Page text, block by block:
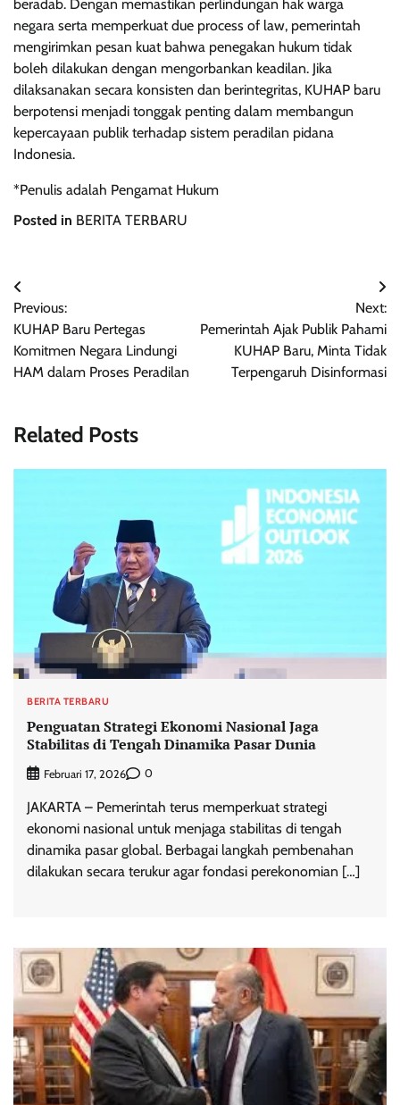
beradab. Dengan memastikan perlindungan hak warga
negara serta memperkuat due process of law, pemerintah
mengirimkan pesan kuat bahwa penegakan hukum tidak
boleh dilakukan dengan mengorbankan keadilan. Jika
dilaksanakan secara konsisten dan berintegritas, KUHAP baru
berpotensi menjadi tonggak penting dalam membangun
kepercayaan publik terhadap sistem peradilan pidana
Indonesia.
*Penulis adalah Pengamat Hukum
Posted in BERITA TERBARU
Navigasi
pos
Previous:
KUHAP Baru Pertegas
Komitmen Negara Lindungi
HAM dalam Proses Peradilan
Next:
Pemerintah Ajak Publik Pahami
KUHAP Baru, Minta Tidak
Terpengaruh Disinformasi
Related Posts
BERITA TERBARU
Penguatan Strategi Ekonomi Nasional Jaga
Stabilitas di Tengah Dinamika Pasar Dunia
Februari 17, 2026 0
JAKARTA – Pemerintah terus memperkuat strategi
ekonomi nasional untuk menjaga stabilitas di tengah
dinamika pasar global. Berbagai langkah pembenahan
dilakukan secara terukur agar fondasi perekonomian […]